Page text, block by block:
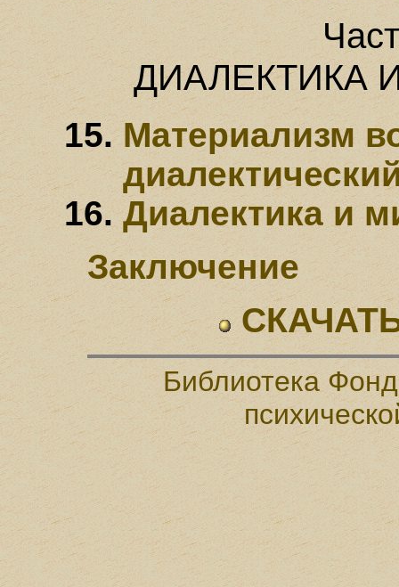
ДИАЛЕКТИКА
Материализм
Диалектика и
Заключение
Библиотека